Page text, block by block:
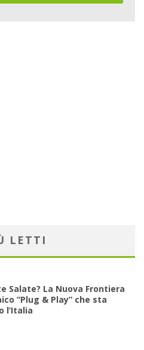
LETTI
Salate? La Nuova Frontiera
“Plug & Play” che sta
l’Italia